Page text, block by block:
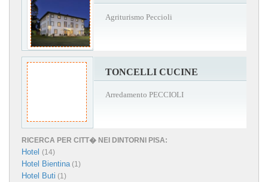
Agriturismo Peccioli
TONCELLI CUCINE
Arredamento PECCIOLI
RICERCA PER CITT� NEI DINTORNI PISA:
Hotel (14)
Hotel Bientina(1)
Hotel Buti (1)